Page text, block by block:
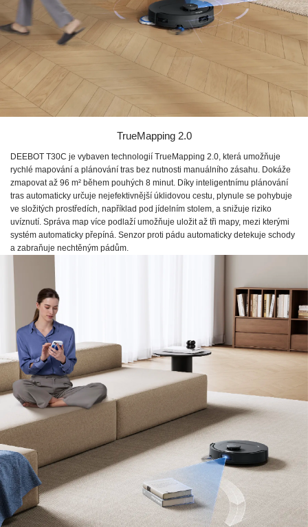
TrueMapping 2.0
DEEBOT T30C je vybaven technologií TrueMapping 2.0, která umožňuje
rychlé mapování a plánování tras bez nutnosti manuálního zásahu. Dokáže
zmapovat až 96 m² během pouhých 8 minut. Díky inteligentnímu plánování
tras automaticky určuje nejefektivnější úklidovou cestu, plynule se pohybuje
ve složitých prostředích, například pod jídelním stolem, a snižuje riziko
uvíznutí. Správa map více podlaží umožňuje uložit až tři mapy, mezi kterými
systém automaticky přepíná. Senzor proti pádu automaticky detekuje schody
a zabraňuje nechtěným pádům.